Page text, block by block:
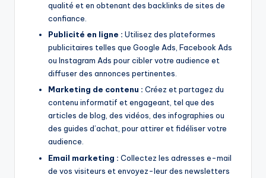
qualité et en obtenant des backlinks de sites de
confiance.
Publicité en ligne : Utilisez des plateformes
publicitaires telles que Google Ads, Facebook Ads
ou Instagram Ads pour cibler votre audience et
diffuser des annonces pertinentes.
Marketing de contenu : Créez et partagez du
contenu informatif et engageant, tel que des
articles de blog, des vidéos, des infographies ou
des guides d’achat, pour attirer et fidéliser votre
audience.
Email marketing : Collectez les adresses e-mail
de vos visiteurs et envoyez-leur des newsletters